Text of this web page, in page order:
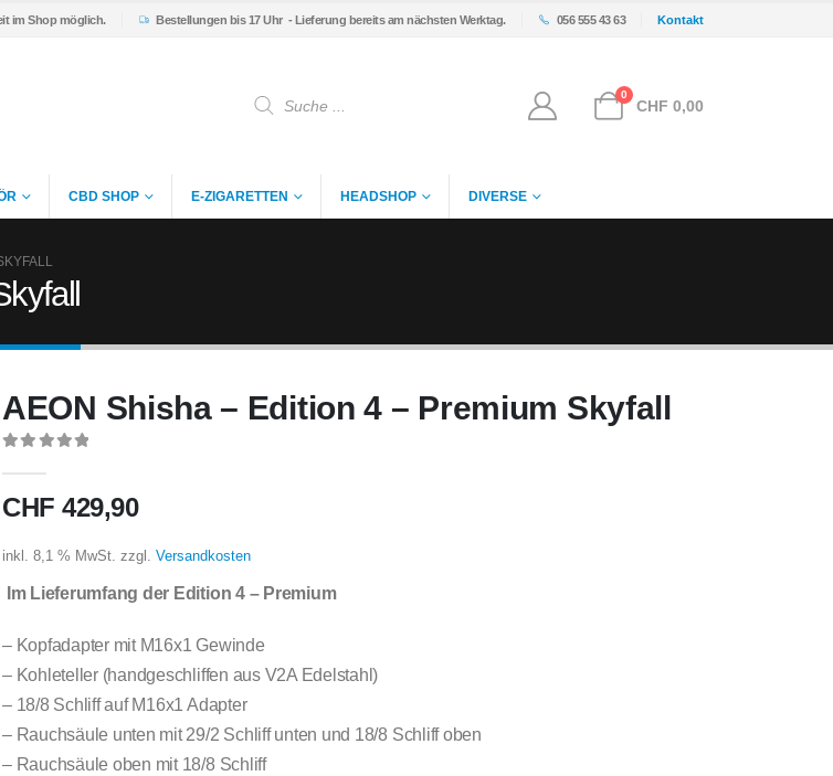
im Shop möglich. Bestellungen bis 17 Uhr- Lieferung bereits am nächsten Werktag. 056 555 43 63 Kontakt
Products
search
0
CHF 0,00
CBD SHOP E-ZIGARETTEN HEADSHOP DIVERSE
AEON Shisha – Edition 4 – Premium Skyfall
CHF 429,90
inkl. 8,1 % MwSt. zzgl. Versandkosten
Im Lieferumfang der Edition 4 – Premium
– Kopfadapter mit M16x1 Gewinde
– Kohleteller (handgeschliffen aus V2A Edelstahl)
– 18/8 Schliff auf M16x1 Adapter
– Rauchsäule unten mit 29/2 Schliff unten und 18/8 Schliff oben
– Rauchsäule oben mit 18/8 Schliff